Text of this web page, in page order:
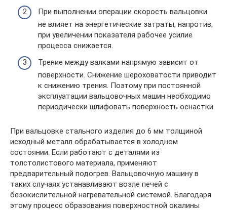
При выполнении операции скорость вальцовки
не влияет на энергетические затраты, напротив,
при увеличении показателя рабочее усилие
процесса снижается.
Трение между валками напрямую зависит от
поверхности. Снижение шероховатости приводит
к снижению трения. Поэтому при постоянной
эксплуатации вальцовочных машин необходимо
периодически шлифовать поверхность оснастки.
При вальцовке стального изделия до 6 мм толщиной
исходный металл обрабатывается в холодном
состоянии. Если работают с деталями из
толстолистового материала, применяют
предварительный подогрев. Вальцовочную машину в
таких случаях устанавливают возле печей с
безокислительной нагревательной системой. Благодаря
этому процесс образования поверхностной окалины